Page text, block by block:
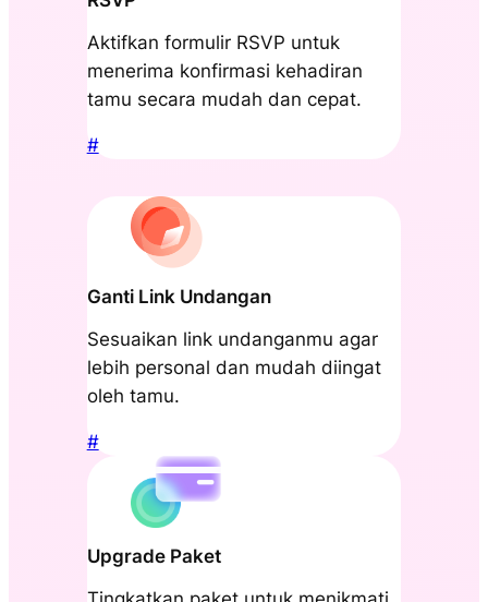
Aktifkan formulir RSVP untuk
menerima konfirmasi kehadiran
tamu secara mudah dan cepat.
#
Ganti Link Undangan
Sesuaikan link undanganmu agar
lebih personal dan mudah diingat
oleh tamu.
#
Upgrade Paket